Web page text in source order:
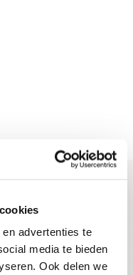
advertenties te
media te bieden
Ook delen we
en